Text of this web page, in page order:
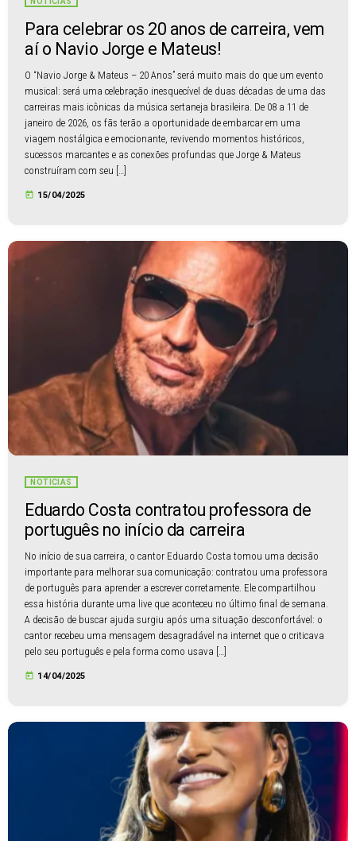
Para celebrar os 20 anos de carreira, vem
aí o Navio Jorge e Mateus!
O “Navio Jorge & Mateus – 20 Anos” será muito mais do que um evento
musical: será uma celebração inesquecível de duas décadas de uma das
carreiras mais icônicas da música sertaneja brasileira. De 08 a 11 de
janeiro de 2026, os fãs terão a oportunidade de embarcar em uma
viagem nostálgica e emocionante, revivendo momentos históricos,
sucessos marcantes e as conexões profundas que Jorge & Mateus
construíram com seu […]
today 15/04/2025
NOTÍCIAS
Eduardo Costa contratou professora de
português no início da carreira
No início de sua carreira, o cantor Eduardo Costa tomou uma decisão
importante para melhorar sua comunicação: contratou uma professora
de português para aprender a escrever corretamente. Ele compartilhou
essa história durante uma live que aconteceu no último final de semana.
A decisão de buscar ajuda surgiu após uma situação desconfortável: o
cantor recebeu uma mensagem desagradável na internet que o criticava
pelo seu português e pela forma como usava […]
today 14/04/2025